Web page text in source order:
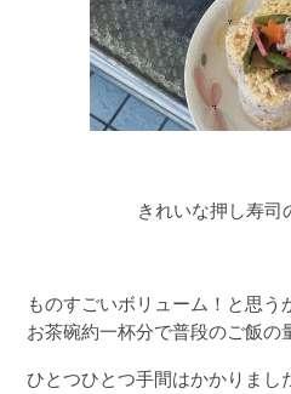
きれいな押し寿
ものすごいボリューム！と思
お茶碗約一杯分で普段のご飯の
ひとつひとつ手間はかかりまし